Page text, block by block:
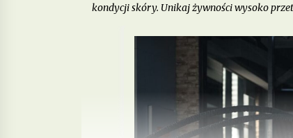
kondycji skóry. Unikaj żywności wysoko